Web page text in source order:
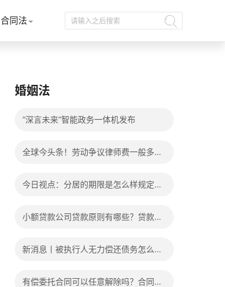
合同法
婚姻法
“深言未来”智能政务一体机发布
全球今头条！劳动争议律师费一般多少
今日视点：分居的期限是怎么样规定
小额贷款公司贷款原则有哪些？贷款不
新消息丨被执行人无力偿还债务怎么
有偿委托合同可以任意解除吗？合同无